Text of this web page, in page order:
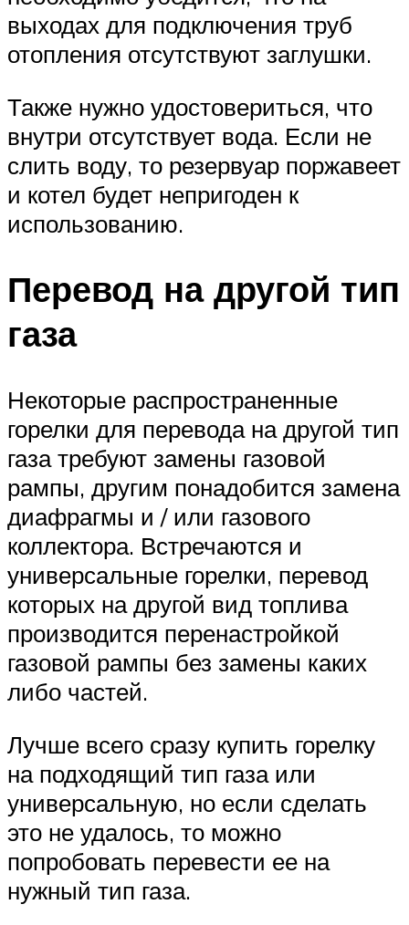
выходах для подключения труб
отопления отсутствуют заглушки.
Также нужно удостовериться, что
внутри отсутствует вода. Если не
слить воду, то резервуар поржавеет
и котел будет непригоден к
использованию.
Перевод на другой тип
газа
Некоторые распространенные
горелки для перевода на другой тип
газа требуют замены газовой
рампы, другим понадобится замена
диафрагмы и / или газового
коллектора. Встречаются и
универсальные горелки, перевод
которых на другой вид топлива
производится перенастройкой
газовой рампы без замены каких
либо частей.
Лучше всего сразу купить горелку
на подходящий тип газа или
универсальную, но если сделать
это не удалось, то можно
попробовать перевести ее на
нужный тип газа.